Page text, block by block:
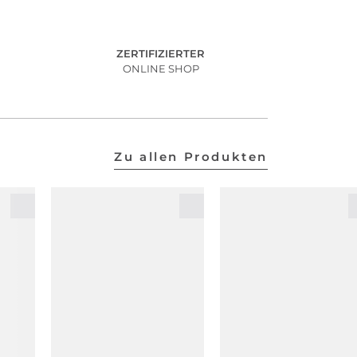
ZERTIFIZIERTER
ONLINE SHOP
Zu allen Produkten